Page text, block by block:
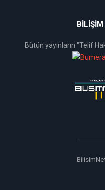
Bütün yayınların "Telif